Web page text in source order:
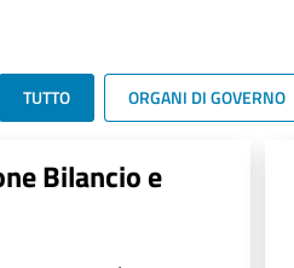
TUTTO ORGANI DI GOVERNO
Bilancio e